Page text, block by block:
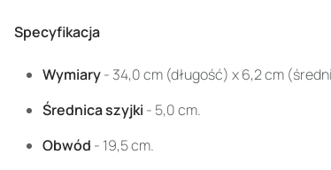
Specyfikacja
Wymiary- 34,0 cm (długość) x 6,2 cm
Średnica szyjki - 5,0 cm.
Obwód - 19,5 cm.